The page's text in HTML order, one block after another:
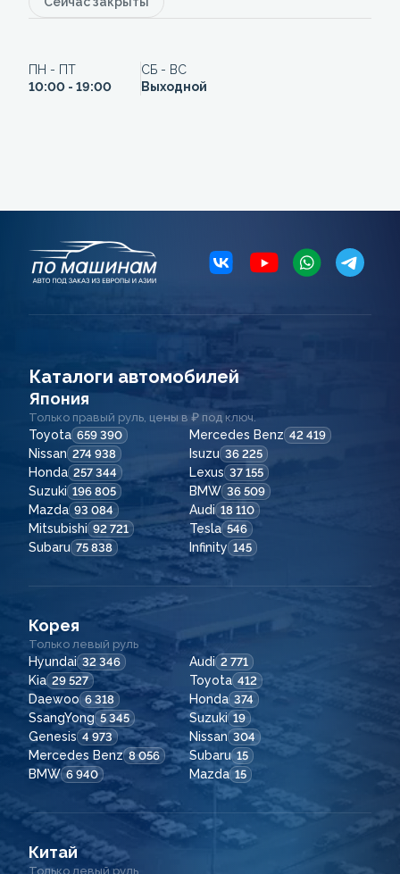
ПН - ПТ
10:00 - 19:00
СБ - ВС
Выходной
Каталоги автомобилей
Япония
Только правый руль, цены в ₽ под ключ.
Toyota 659 390 Mercedes Benz 42 419
Nissan 274 938 Isuzu 36 225
Honda 257 344 Lexus 37 155
Suzuki 196 805 BMW 36 509
Mazda 93 084 Audi 18 110
Mitsubishi 92 721 Tesla 546
Subaru 75 838 Infinity 145
Корея
Только левый руль
Hyundai 32 346 Audi 2 771
Kia 29 527 Toyota 412
Daewoo 6 318 Honda 374
SsangYong 5 345 Suzuki 19
Genesis 4 973 Nissan 304
Mercedes Benz 8 056 Subaru 15
BMW 6 940 Mazda 15
Китай
Только левый руль